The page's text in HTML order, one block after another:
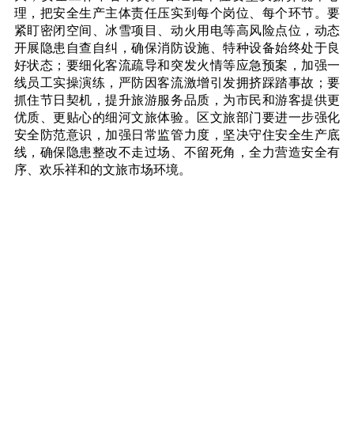
理，把安全生产主体责任压实到每个岗位、每个环节。要
紧盯密闭空间、冰雪项目、动火用电等高风险点位，动态
开展隐患自查自纠，确保消防设施、特种设备始终处于良
好状态；要细化客流疏导和突发火情等应急预案，加强一
线员工实操演练，严防因客流激增引发拥挤踩踏事故；要
抓住节日契机，提升旅游服务品质，为市民和游客提供更
优质、更贴心的细河文旅体验。区文旅部门要进一步强化
安全防范意识，加强日常监管力度，坚决守住安全生产底
线，确保隐患整改不走过场、不留死角，全力营造安全有
序、欢乐祥和的文旅市场环境。